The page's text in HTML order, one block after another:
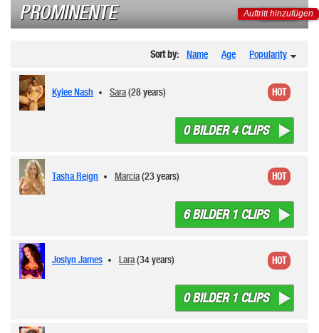
PROMINENTE Auftritt hinzufügen
Sort by: Name Age Popularity
Kylee Nash Sara(28 years)
0 BILDER 4 CLIPS
HOT
Tasha Reign Marcia(23 years)
6 BILDER 1 CLIPS
HOT
Joslyn James Lara(34 years)
0 BILDER 1 CLIPS
HOT